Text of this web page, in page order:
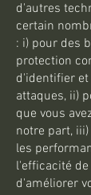
d'autres
certain
: i) pour des
protection
d'identifier
attaques, ii)
que vous
notre part,
les
l'efficacité
d'améliorer